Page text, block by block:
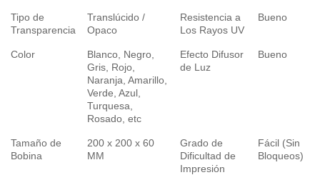
Tipo de
Transparencia
Translúcido /
Opaco
Resistencia a
Los Rayos UV
Bueno
Color
Blanco, Negro,
Gris, Rojo,
Naranja, Amarillo,
Verde, Azul,
Turquesa,
Rosado, etc
Efecto Difusor
de Luz
Bueno
Tamaño de
Bobina
200 x 200 x 60
MM
Grado de
Dificultad de
Impresión
Fácil (Sin
Bloqueos)